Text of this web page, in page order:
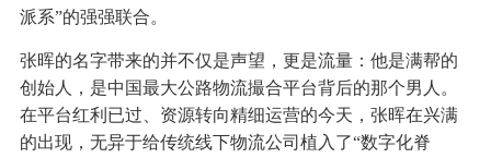
派系”的强强联合。
张晖的名字带来的并不仅是声望，更是流量：他是满帮的
创始人，是中国最大公路物流撮合平台背后的那个男人。
在平台红利已过、资源转向精细运营的今天，张晖在兴满
的出现，无异于给传统线下物流公司植入了“数字化脊